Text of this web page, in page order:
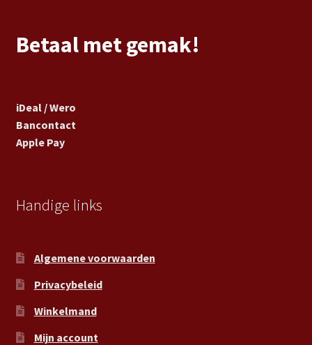
Betaal met gemak!
iDeal / Wero
Bancontact
Apple Pay
Handige links
Algemene voorwaarden
Privacybeleid
Winkelmand
Mijn account